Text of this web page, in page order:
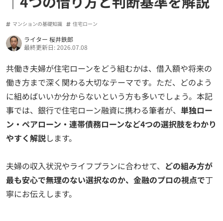
マンションの基礎知識 住宅ローン
ライター 桜井鉄郎
最終更新日: 2026.07.08
共働き夫婦が住宅ローンをどう組むかは、借入額や将来の
働き方まで深く関わる大切なテーマです。ただ、どのよう
に組めばいいか分からないという方も多いでしょう。本記
事では、銀行で住宅ローン融資に携わる筆者が、 単独ロー
ン・ペアローン・連帯債務ローンなど4つの選択肢をわかり
やすく解説します。
夫婦の収入状況やライフプランに合わせて、 どの組み方が
最も安心で無理のない選択なのか、金融のプロの視点で丁
寧にお伝えします。